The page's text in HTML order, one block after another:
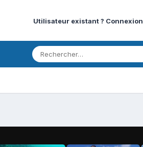
Utilisateur existant ? Connexion